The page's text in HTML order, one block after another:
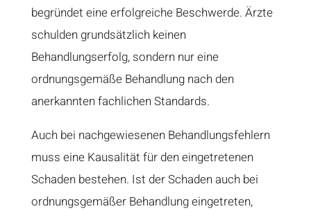
begründet eine erfolgreiche Beschwerde. Ärzte
schulden grundsätzlich keinen
Behandlungserfolg, sondern nur eine
ordnungsgemäße Behandlung nach den
anerkannten fachlichen Standards.
Auch bei nachgewiesenen Behandlungsfehlern
muss eine Kausalität für den eingetretenen
Schaden bestehen. Ist der Schaden auch bei
ordnungsgemäßer Behandlung eingetreten,